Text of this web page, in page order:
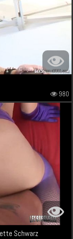
980
Schwarz